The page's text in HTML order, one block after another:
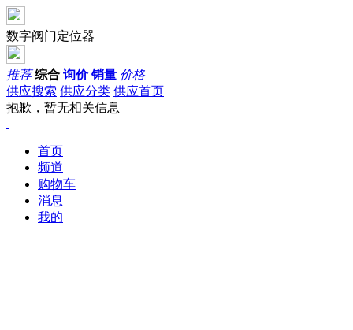
数字阀门定位器
推荐 综合 询价 销量 价格
供应搜索 供应分类 供应首页
抱歉，暂无相关信息
首页
频道
购物车
消息
我的